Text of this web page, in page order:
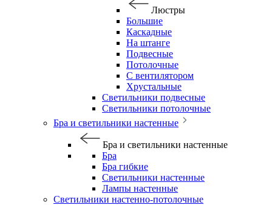
Люстры
Большие
Каскадные
На штанге
Подвесные
Потолочные
С вентилятором
Хрустальные
Светильники подвесные
Светильники потолочные
Бра и светильники настенные
Бра и светильники настенные
Бра
Бра гибкие
Светильники настенные
Лампы настенные
Светильники настенно-потолочные